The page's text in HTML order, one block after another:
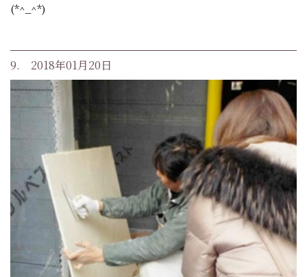
(*^_^*)
9. 2018年01月20日